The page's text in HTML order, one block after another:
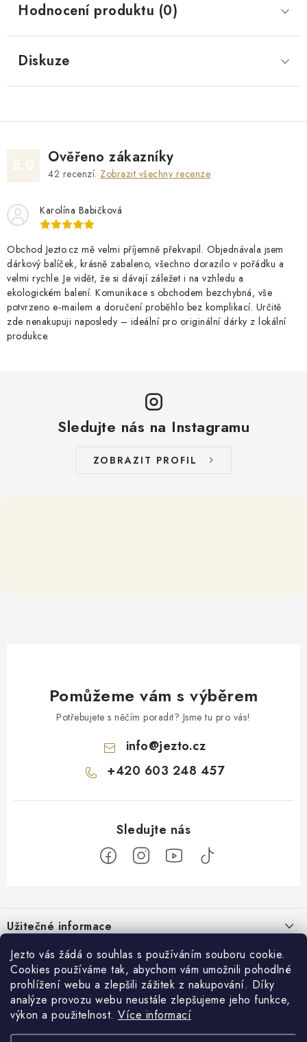
Jezto vás žádá o souhlas s používáním souboru cookie.
Cookies používáme tak, abychom vám umožnili pohodlné
prohlížení webu a zlepšili zážitek z nakupování. Díky
analýze provozu webu neustále zlepšujeme jeho funkce,
výkon a použitelnost. Více informací
Hodnocení produktu (0)
Diskuze
Ověřeno zákazníky
42 recenzí. Zobrazit všechny recenze
Karolína Babičková
Obchod Jezto.cz mě velmi příjemně překvapil. Objednávala jsem
dárkový balíček, krásně zabaleno, všechno dorazilo v pořádku a
velmi rychle. Je vidět, že si dávají záležet i na vzhledu a
ekologickém balení. Komunikace s obchodem bezchybná, vše
potvrzeno e‑mailem a doručení proběhlo bez komplikací. Určitě
zde nenakupuji naposledy – ideální pro originální dárky z lokální
produkce.
Sledujte nás na Instagramu
ZOBRAZIT PROFIL
Pomůžeme vám s výběrem
Potřebujete s něčím poradit? Jsme tu pro vás!
info@jezto.cz
+420 603 248 457
pUžitečné informace
O nás
Náš příběh
Firemní dárky
Kariéra
Zákaznický servis
Obchodní podmínky
Ochrana osobních údajů
Přijímáme online platby
Facebook